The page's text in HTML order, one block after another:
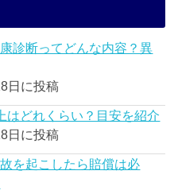
診断ってどんな内容？異
日に投稿
はどれくらい？目安を紹介
日に投稿
を起こしたら賠償は必